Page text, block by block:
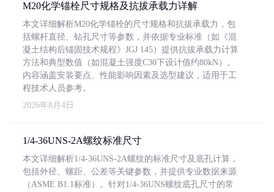
M20化学锚栓尺寸规格及抗拔承载力详解
本文详细解析M20化学锚栓的尺寸规格和抗拔承载力，包
括螺杆直径、钻孔尺寸等参数，并依据专业标准（如《混
凝土结构后锚固技术规程》JGJ 145）提供抗拔承载力计算
方法和典型数值（如混凝土强度C30下设计值约80kN）。
内容涵盖安装要点、性能影响因素及选型建议，适用于工
程技术人员参考。
2026年8月4日
1/4-36UNS-2A螺纹标准尺寸
本文详细解析1/4-36UNS-2A螺纹的标准尺寸及底孔计算，
包括外径、螺距、公差等关键参数，并提供专业数据来源
（ASME B1.1标准）。针对1/4-36UNS螺纹底孔尺寸的常